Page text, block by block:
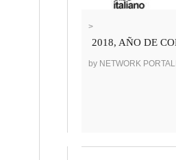
>
2018, AÑO DE
by NETWORK PORTALI